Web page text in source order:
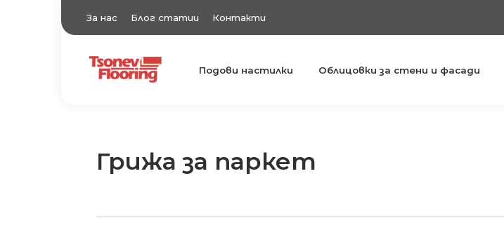
За нас Блог статии Контакти
TsonevFlooring
Подови настилки Подови настилки Облицовки за стени и фасади
Грижа за паркет